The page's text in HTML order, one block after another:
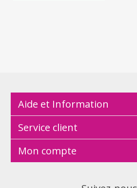
Aide et Information
Service client
Mon compte